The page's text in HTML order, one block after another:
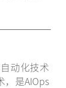
动化技术
，是AIOps